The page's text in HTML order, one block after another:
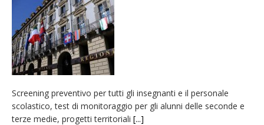
pellegrinaggio diocesano
Intervento dei vigili del fuoco per un
incendio di sterpaglie a Caresanablot
Asl Vc: arrivano i nuovi totem multifunzionali
per i pagamenti delle prestazioni
Dieci anni fa l’ingresso a Vercelli
dell’arcivescovo mons. Marco Arnolfo
Screening preventivo per tutti gli insegnanti e il personale
scolastico, test di monitoraggio per gli alunni delle seconde e
terze medie, progetti territoriali [...]